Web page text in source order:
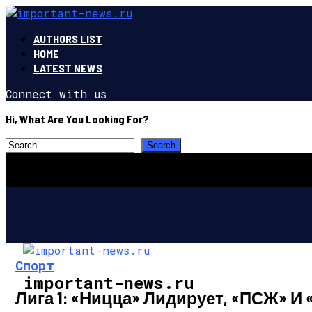
AUTHORS LIST
HOME
LATEST NEWS
Connect with us
Hi, What Are You Looking For?
important-news.ru
Спорт
Лига 1: «Ницца» Лидирует, «ПСЖ» И